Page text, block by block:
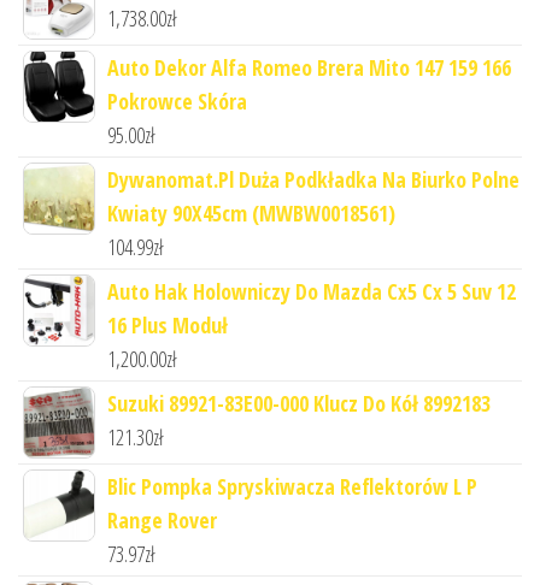
1,738.00zł
Auto Dekor Alfa Romeo Brera Mito 147 159 166
Pokrowce Skóra
95.00zł
Dywanomat.Pl Duża Podkładka Na Biurko Polne
Kwiaty 90X45cm (MWBW0018561)
104.99zł
Auto Hak Holowniczy Do Mazda Cx5 Cx 5 Suv 12
16 Plus Moduł
1,200.00zł
Suzuki 89921-83E00-000 Klucz Do Kół 8992183
121.30zł
Blic Pompka Spryskiwacza Reflektorów L P
Range Rover
73.97zł